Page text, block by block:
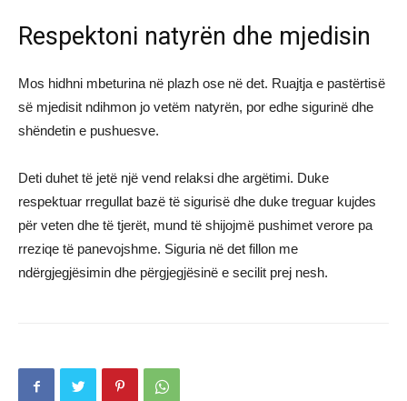
Respektoni natyrën dhe mjedisin
Mos hidhni mbeturina në plazh ose në det. Ruajtja e pastërtisë
së mjedisit ndihmon jo vetëm natyrën, por edhe sigurinë dhe
shëndetin e pushuesve.
Deti duhet të jetë një vend relaksi dhe argëtimi. Duke
respektuar rregullat bazë të sigurisë dhe duke treguar kujdes
për veten dhe të tjerët, mund të shijojmë pushimet verore pa
rreziqe të panevojshme. Siguria në det fillon me
ndërgjegjësimin dhe përgjegjësinë e secilit prej nesh.